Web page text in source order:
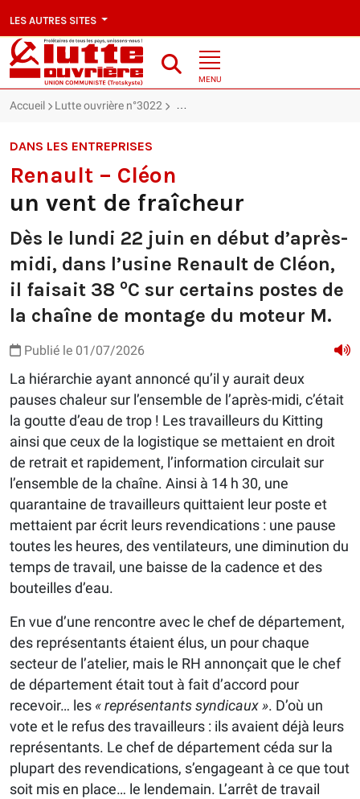
LES AUTRES SITES
MENU
Accueil Lutte ouvrière n°3022 Renault – Cléon : un vent de fraîcheur
DANS LES ENTREPRISES
Renault – Cléon
un vent de fraîcheur
Dès le lundi 22 juin en début d’après-
midi, dans l’usine Renault de Cléon,
il faisait 38 oC sur certains postes de
la chaîne de montage du moteur M.
Publié le 01/07/2026
La hiérarchie ayant annoncé qu’il y aurait deux
pauses chaleur sur l’ensemble de l’après-midi, c’était
la goutte d’eau de trop ! Les travailleurs du Kitting
ainsi que ceux de la logistique se mettaient en droit
de retrait et rapidement, l’information circulait sur
l’ensemble de la chaîne. Ainsi à 14 h 30, une
quarantaine de travailleurs quittaient leur poste et
mettaient par écrit leurs revendications : une pause
toutes les heures, des ventilateurs, une diminution du
temps de travail, une baisse de la cadence et des
bouteilles d’eau.
En vue d’une rencontre avec le chef de département,
des représentants étaient élus, un pour chaque
secteur de l’atelier, mais le RH annonçait que le chef
de département était tout à fait d’accord pour
recevoir… les « représentants syndicaux ». D’où un
vote et le refus des travailleurs : ils avaient déjà leurs
représentants. Le chef de département céda sur la
plupart des revendications, s’engageant à ce que tout
soit mis en place… le lendemain. L’arrêt de travail